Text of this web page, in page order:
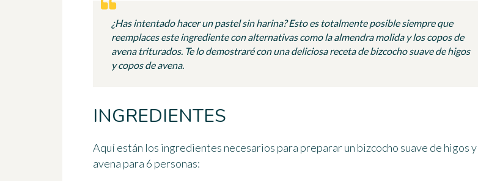
¿Has intentado hacer un pastel sin harina? Esto es totalmente posible siempre que
reemplaces este ingrediente con alternativas como la almendra molida y los copos de
avena triturados. Te lo demostraré con una deliciosa receta de bizcocho suave de higos
y copos de avena.
INGREDIENTES
Aquí están los ingredientes necesarios para preparar un bizcocho suave de higos y
avena para 6 personas: